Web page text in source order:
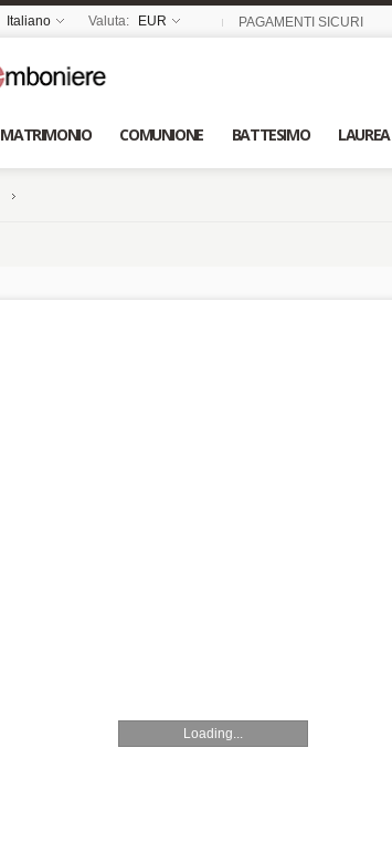
Italiano Valuta: EUR PAGAMENTI SICURI
MATRIMONIO COMUNIONE BATTESIMO LAUREA
Loading...